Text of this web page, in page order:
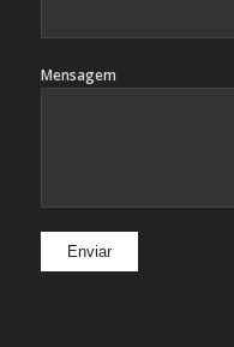
Mensagem